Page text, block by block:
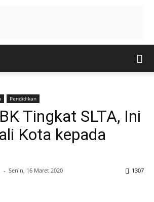
Pendidikan
Tingkat SLTA, Ini
Kota kepada
- Senin, 16 Maret 2020 1307